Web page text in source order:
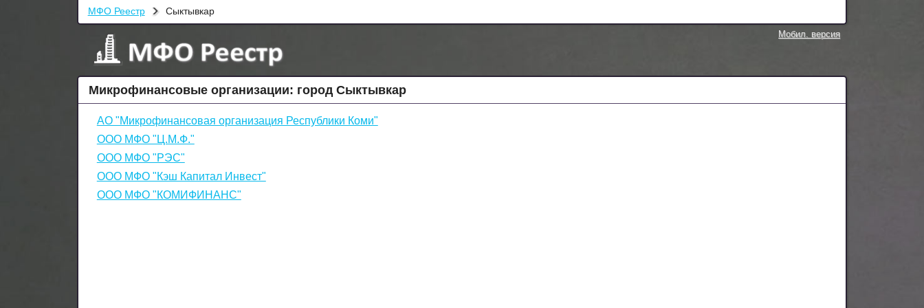
МФО Реестр Сыктывкар
Мобил. версия
Микрофинансовые организации: город Сыктывкар
АО "Микрофинансовая организация Республики Коми"
ООО МФО "Ц.М.Ф."
ООО МФО "РЭС"
ООО МФО "Кэш Капитал Инвест"
ООО МФО "КОМИФИНАНС"